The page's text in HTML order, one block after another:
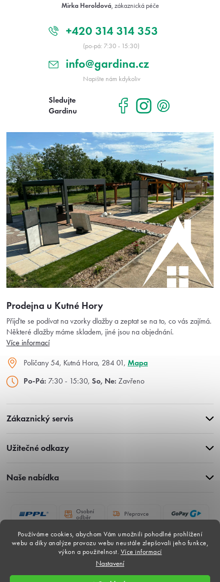
Používáme cookies, abychom Vám umožnili pohodlné prohlížení
webu a díky analýze provozu webu neustále zlepšovali jeho funkce,
výkon a použitelnost. Více informací
Nastavení
Mirka Heroldová, zákaznická péče
+420 314 314 353
(po-pá: 7:30 - 15:30)
info@gardina.cz
Napište nám kdykoliv
Sledujte
Gardinu
Zákaznický servis
Užitečné odkazy
Naše nabídka
Prodejna u Kutné Hory
Přijďte se podívat na vzorky dlažby a zeptat se na to, co vás zajímá.
Některé dlažby máme skladem, jiné jsou na objednání.
Více informací
Poličany 54, Kutná Hora, 284 01, Mapa
Po-Pá: 7:30 - 15:30, So, Ne: Zavřeno
Copyright 2026Gardina-dlazby.cz. Všechna práva vyhrazena.